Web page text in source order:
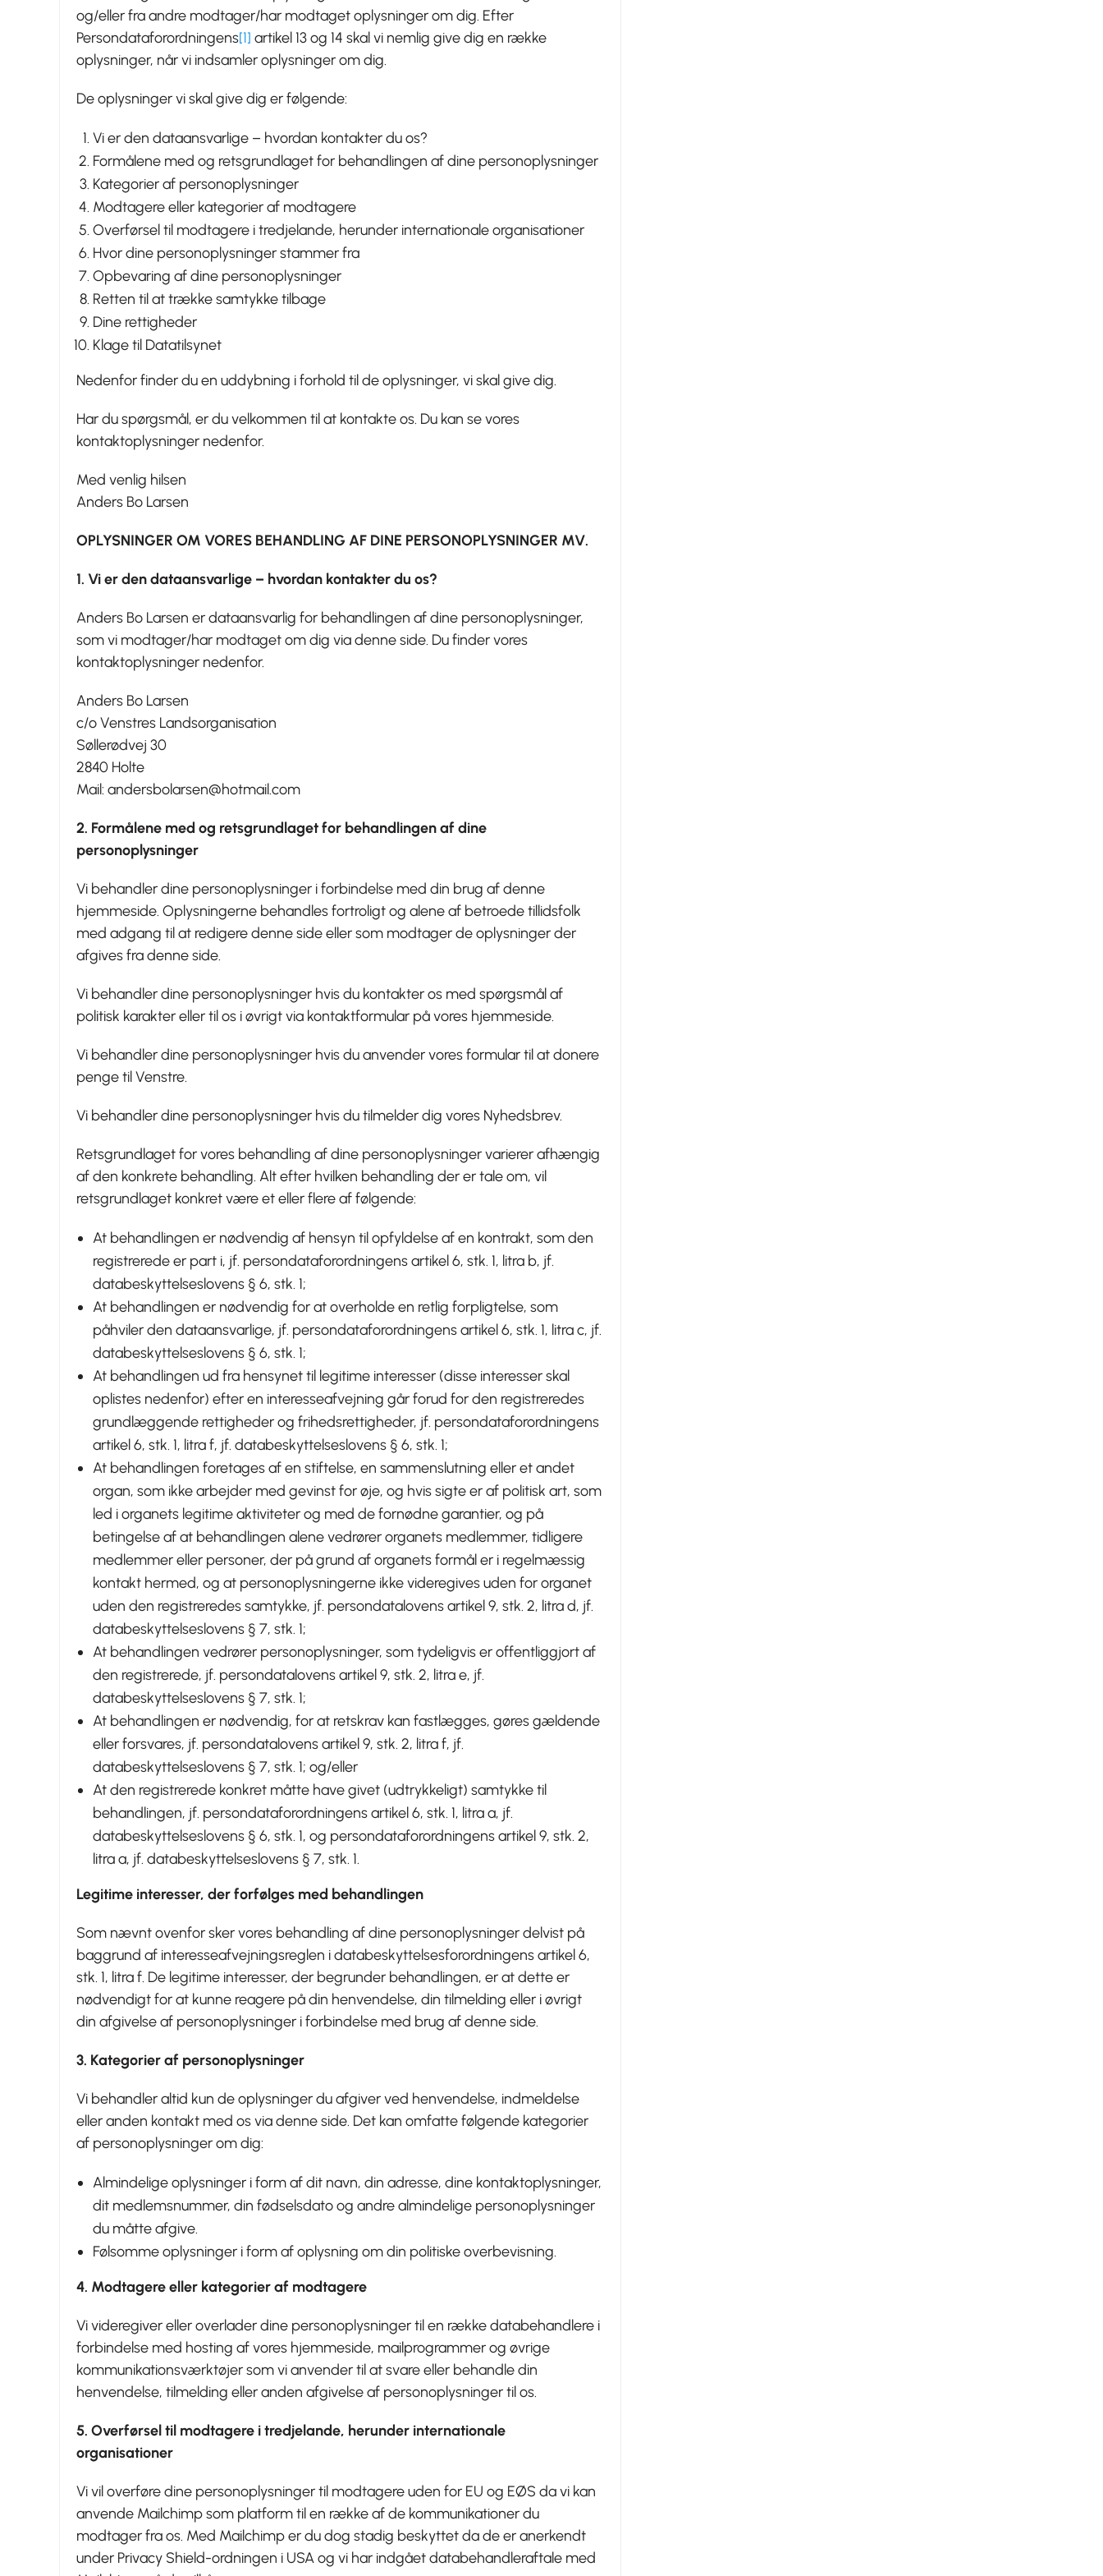
og/eller fra andre modtager/har modtaget oplysninger om dig. Efter
Persondataforordningens[1] artikel 13 og 14 skal vi nemlig give dig en række
oplysninger, når vi indsamler oplysninger om dig.
De oplysninger vi skal give dig er følgende:
Vi er den dataansvarlige – hvordan kontakter du os?
Formålene med og retsgrundlaget for behandlingen af dine personoplysninger
Kategorier af personoplysninger
Modtagere eller kategorier af modtagere
Overførsel til modtagere i tredjelande, herunder internationale organisationer
Hvor dine personoplysninger stammer fra
Opbevaring af dine personoplysninger
Retten til at trække samtykke tilbage
Dine rettigheder
Klage til Datatilsynet
Nedenfor finder du en uddybning i forhold til de oplysninger, vi skal give dig.
Har du spørgsmål, er du velkommen til at kontakte os. Du kan se vores
kontaktoplysninger nedenfor.
Med venlig hilsen
Anders Bo Larsen
OPLYSNINGER OM VORES BEHANDLING AF DINE PERSONOPLYSNINGER MV.
1. Vi er den dataansvarlige – hvordan kontakter du os?
Anders Bo Larsen er dataansvarlig for behandlingen af dine personoplysninger,
som vi modtager/har modtaget om dig via denne side. Du finder vores
kontaktoplysninger nedenfor.
Anders Bo Larsen
c/o Venstres Landsorganisation
Søllerødvej 30
2840 Holte
Mail: andersbolarsen@hotmail.com
2. Formålene med og retsgrundlaget for behandlingen af dine
personoplysninger
Vi behandler dine personoplysninger i forbindelse med din brug af denne
hjemmeside. Oplysningerne behandles fortroligt og alene af betroede tillidsfolk
med adgang til at redigere denne side eller som modtager de oplysninger der
afgives fra denne side.
Vi behandler dine personoplysninger hvis du kontakter os med spørgsmål af
politisk karakter eller til os i øvrigt via kontaktformular på vores hjemmeside.
Vi behandler dine personoplysninger hvis du anvender vores formular til at donere
penge til Venstre.
Vi behandler dine personoplysninger hvis du tilmelder dig vores Nyhedsbrev.
Retsgrundlaget for vores behandling af dine personoplysninger varierer afhængig
af den konkrete behandling. Alt efter hvilken behandling der er tale om, vil
retsgrundlaget konkret være et eller flere af følgende:
At behandlingen er nødvendig af hensyn til opfyldelse af en kontrakt, som den
registrerede er part i, jf. persondataforordningens artikel 6, stk. 1, litra b, jf.
databeskyttelseslovens § 6, stk. 1;
At behandlingen er nødvendig for at overholde en retlig forpligtelse, som
påhviler den dataansvarlige, jf. persondataforordningens artikel 6, stk. 1, litra c, jf.
databeskyttelseslovens § 6, stk. 1;
At behandlingen ud fra hensynet til legitime interesser (disse interesser skal
oplistes nedenfor) efter en interesseafvejning går forud for den registreredes
grundlæggende rettigheder og frihedsrettigheder, jf. persondataforordningens
artikel 6, stk. 1, litra f, jf. databeskyttelseslovens § 6, stk. 1;
At behandlingen foretages af en stiftelse, en sammenslutning eller et andet
organ, som ikke arbejder med gevinst for øje, og hvis sigte er af politisk art, som
led i organets legitime aktiviteter og med de fornødne garantier, og på
betingelse af at behandlingen alene vedrører organets medlemmer, tidligere
medlemmer eller personer, der på grund af organets formål er i regelmæssig
kontakt hermed, og at personoplysningerne ikke videregives uden for organet
uden den registreredes samtykke, jf. persondatalovens artikel 9, stk. 2, litra d, jf.
databeskyttelseslovens § 7, stk. 1;
At behandlingen vedrører personoplysninger, som tydeligvis er offentliggjort af
den registrerede, jf. persondatalovens artikel 9, stk. 2, litra e, jf.
databeskyttelseslovens § 7, stk. 1;
At behandlingen er nødvendig, for at retskrav kan fastlægges, gøres gældende
eller forsvares, jf. persondatalovens artikel 9, stk. 2, litra f, jf.
databeskyttelseslovens § 7, stk. 1; og/eller
At den registrerede konkret måtte have givet (udtrykkeligt) samtykke til
behandlingen, jf. persondataforordningens artikel 6, stk. 1, litra a, jf.
databeskyttelseslovens § 6, stk. 1, og persondataforordningens artikel 9, stk. 2,
litra a, jf. databeskyttelseslovens § 7, stk. 1.
Legitime interesser, der forfølges med behandlingen
Som nævnt ovenfor sker vores behandling af dine personoplysninger delvist på
baggrund af interesseafvejningsreglen i databeskyttelsesforordningens artikel 6,
stk. 1, litra f. De legitime interesser, der begrunder behandlingen, er at dette er
nødvendigt for at kunne reagere på din henvendelse, din tilmelding eller i øvrigt
din afgivelse af personoplysninger i forbindelse med brug af denne side.
3. Kategorier af personoplysninger
Vi behandler altid kun de oplysninger du afgiver ved henvendelse, indmeldelse
eller anden kontakt med os via denne side. Det kan omfatte følgende kategorier
af personoplysninger om dig:
Almindelige oplysninger i form af dit navn, din adresse, dine kontaktoplysninger,
dit medlemsnummer, din fødselsdato og andre almindelige personoplysninger
du måtte afgive.
Følsomme oplysninger i form af oplysning om din politiske overbevisning.
4. Modtagere eller kategorier af modtagere
Vi videregiver eller overlader dine personoplysninger til en række databehandlere i
forbindelse med hosting af vores hjemmeside, mailprogrammer og øvrige
kommunikationsværktøjer som vi anvender til at svare eller behandle din
henvendelse, tilmelding eller anden afgivelse af personoplysninger til os.
5. Overførsel til modtagere i tredjelande, herunder internationale
organisationer
Vi vil overføre dine personoplysninger til modtagere uden for EU og EØS da vi kan
anvende Mailchimp som platform til en række af de kommunikationer du
modtager fra os. Med Mailchimp er du dog stadig beskyttet da de er anerkendt
under Privacy Shield-ordningen i USA og vi har indgået databehandleraftale med